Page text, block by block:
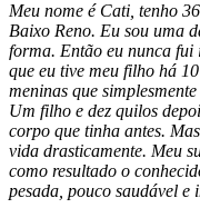
Meu nome é Cati, tenho
Baixo Reno. Eu sou uma
forma. Então eu nunca
que eu tive meu filho há
meninas que
Um filho e dez quilos
corpo que tinha antes.
vida drasticamente. Meu
como resultado o
pesada, pouco saudável e